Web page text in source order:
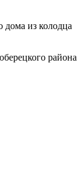
дома из колодца
района